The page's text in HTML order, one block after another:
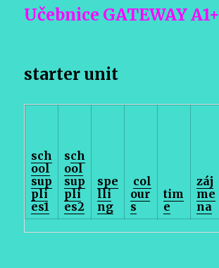
Učebnice GATEWAY A1+
starter unit
sch
ool
sup
pli
es1
sch
ool
sup
pli
es2
spe
lli
ng
col
our
s
tim
e
záj
me
na